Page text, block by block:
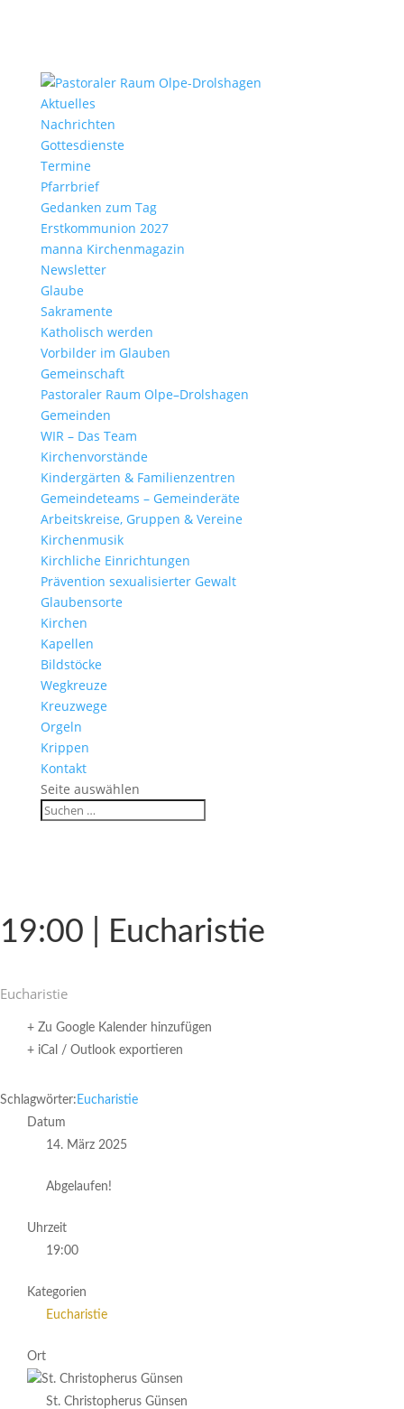
Aktu­elles
Nach­richten
Gottes­dienste
Termine
Pfarr­brief
Gedanken zum Tag
Erst­kom­mu­nion 2027
manna Kirchen­ma­gazin
News­letter
Glaube
Sakra­mente
Katho­lisch werden
Vorbilder im Glauben
Gemein­schaft
Pasto­raler Raum Olpe–Drolshagen
Gemeinden
WIR – Das Team
Kirchen­vor­stände
Kinder­gärten & Familienzentren
Gemein­de­teams – Gemeinderäte
Arbeits­kreise, Gruppen & Vereine
Kirchen­musik
Kirch­liche Einrichtungen
Präven­tion sexua­li­sierter Gewalt
Glau­ben­s­orte
Kirchen
Kapellen
Bild­stöcke
Wegkreuze
Kreuz­wege
Orgeln
Krippen
Kontakt
Seite auswählen
19:00 | Eucharistie
Eucha­ristie
+ Zu Google Kalender hinzufügen
+ iCal / Outlook exportieren
Schlagwörter: Eucharistie
Datum
14. März 2025
Abgelaufen!
Uhrzeit
19:00
Kategorien
Eucharistie
Ort
St. Christopherus Günsen